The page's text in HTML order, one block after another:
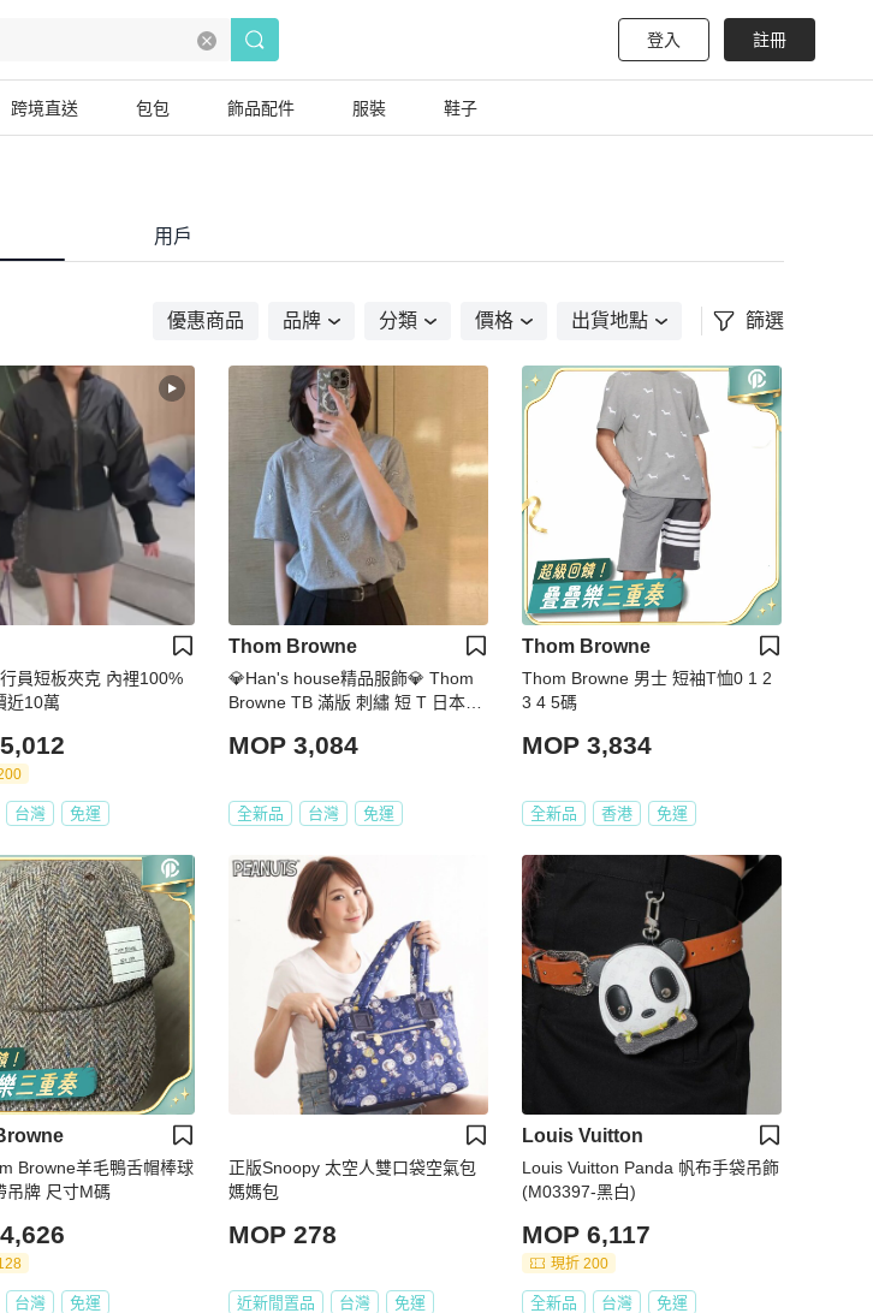
登入 註冊
跨境直送 包包 飾品配件 服裝 鞋子
用戶
優惠商品 品牌 分類 價格 出貨地點 篩選
員短板夾克 內裡100%
近10萬
台灣 免運
Thom Browne
💎Han's house精品服飾💎 Thom
Browne TB 滿版 刺繡 短 T 日本製
MOP 3,084
全新品 台灣 免運
Thom Browne
Thom Browne 男士 短袖T恤0 1 2
3 4 5碼
MOP 3,834
全新品 香港 免運
Browne羊毛鴨舌帽棒球
吊牌 尺寸M碼
台灣 免運
正版Snoopy 太空人雙口袋空氣包
媽媽包
MOP 278
近新閒置品 台灣 免運
Louis Vuitton
Louis Vuitton Panda 帆布手袋吊飾
(M03397-黑白)
MOP 6,117
現折 200
全新品 台灣 免運